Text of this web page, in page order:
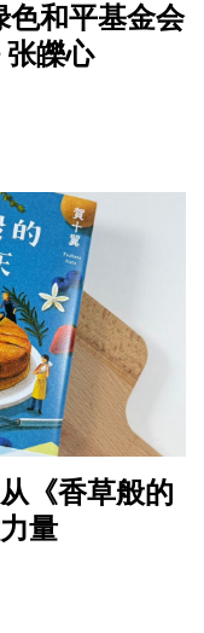
色和平基金会
皪心
《香草般的
量